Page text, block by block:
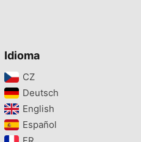
Idioma
CZ‎
Deutsch‎
English‎
Español‎